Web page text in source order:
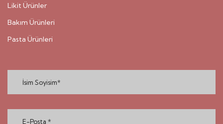
Likit Ürünler
Bakım Ürünleri
Pasta Ürünleri